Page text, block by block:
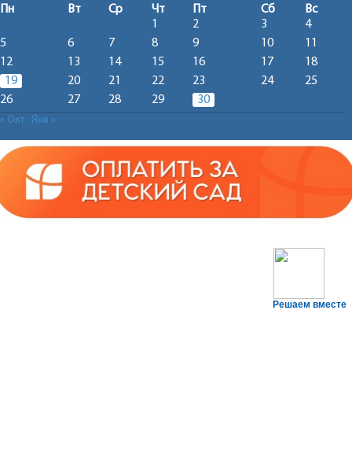
Пн Вт Ср Чт Пт Сб
Вс
1
2 3
4
5
6 7 8 9 10
11
12
13 14 15 16 17
18
19
20 21 22 23 24
25
26
27 28 29 30
« Окт Янв »
Решаем вместе